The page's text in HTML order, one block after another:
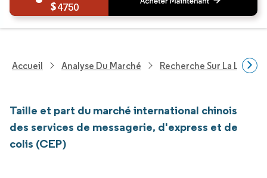
4750
Accueil Analyse Du Marché Recherche Sur La
Taille et part du marché international chinois
des services de messagerie, d'express et de
colis (CEP)